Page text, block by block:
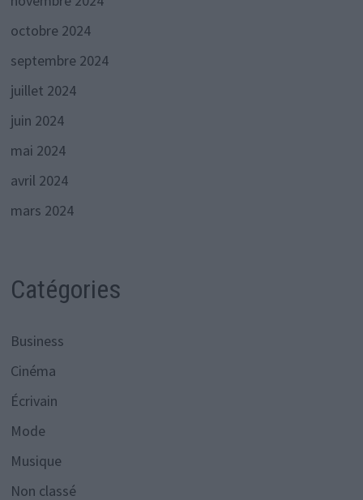
octobre 2024
septembre 2024
juillet 2024
juin 2024
mai 2024
avril 2024
mars 2024
Catégories
Business
Cinéma
Écrivain
Mode
Musique
Non classé